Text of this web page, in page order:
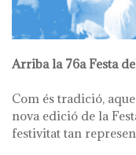
Arriba la 76a Festa
Com és tradició,
nova edició de la
festivitat tan